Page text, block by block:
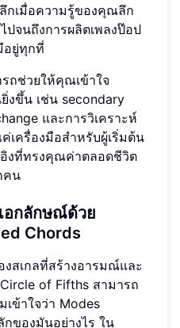
กเมื่อความรู้ของคุณลึก
จนถึงการผลิตเพลงป๊อป
อยู่ทุกที่
ถช่วยให้คุณเข้าใจ
ขึ้น เช่น secondary
และการวิเคราะห์
เครื่องมือสำหรับผู้เริ่มต้น
อิงที่ทรงคุณค่าตลอดชีวิต
คน
อกลักษณ์ด้วย
Chords
สเกลที่สร้างอารมณ์และ
of Fifths สามารถ
ข้าใจว่า Modes
กของมันอย่างไร ใน